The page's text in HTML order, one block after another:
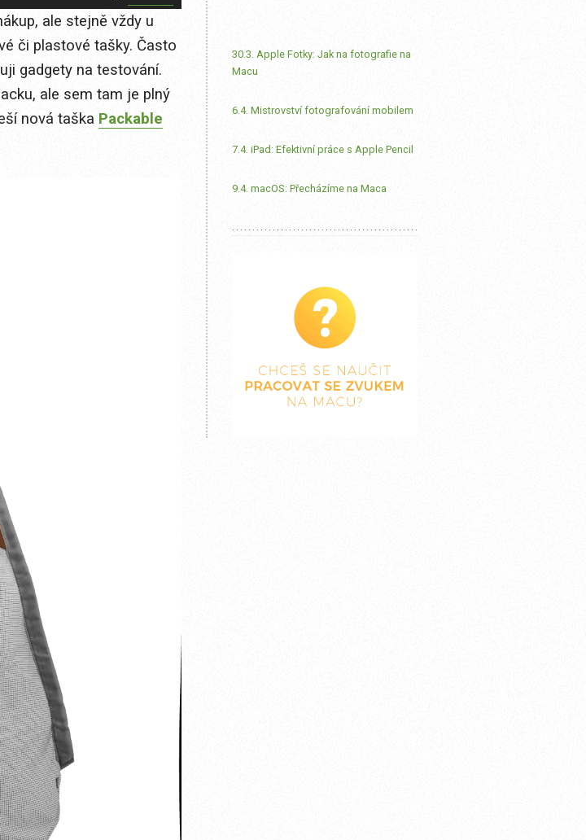
šipek
nahoru/dolů
zvýšíte
nebo
snížíte
úroveň
ale stejně vždy u
či plastové tašky. Často
gadgety na testování.
ale sem tam je plný
nová taška Packable
30.3. Apple Fotky: Jak na fotografie na
Macu
6.4. Mistrovství fotografování mobilem
7.4. iPad: Efektivní práce s Apple Pencil
9.4. macOS: Přecházíme na Maca